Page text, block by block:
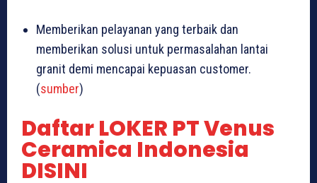
Memberikan pelayanan yang terbaik dan
memberikan solusi untuk permasalahan lantai
granit demi mencapai kepuasan customer.
(sumber)
Daftar LOKER PT Venus
Ceramica Indonesia
DISINI